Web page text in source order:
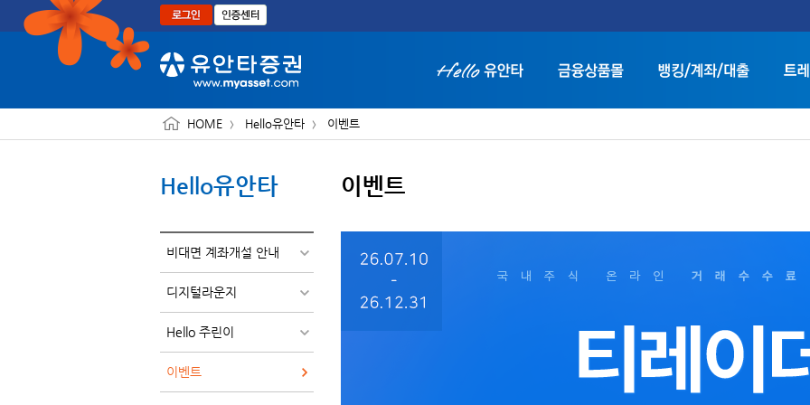
본문으로 바로가기
HOME Hello유안타 이벤트
Hello유안타
비대면 계좌개설 안내
디지털라운지
Hello 주린이
이벤트
이벤트